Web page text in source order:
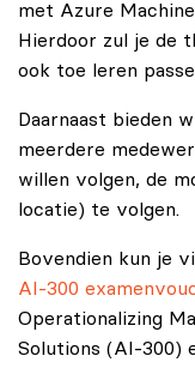
met Azure
Hierdoor zul je de
ook toe leren
Daarnaast bieden
meerdere
willen volgen, de
locatie) te volgen.
Bovendien kun je
AI-300
Operationalizing
Solutions (AI-300)